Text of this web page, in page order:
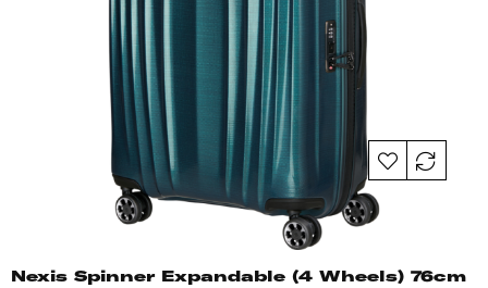
Nexis Spinner Expandable (4 Wheels) 76cm